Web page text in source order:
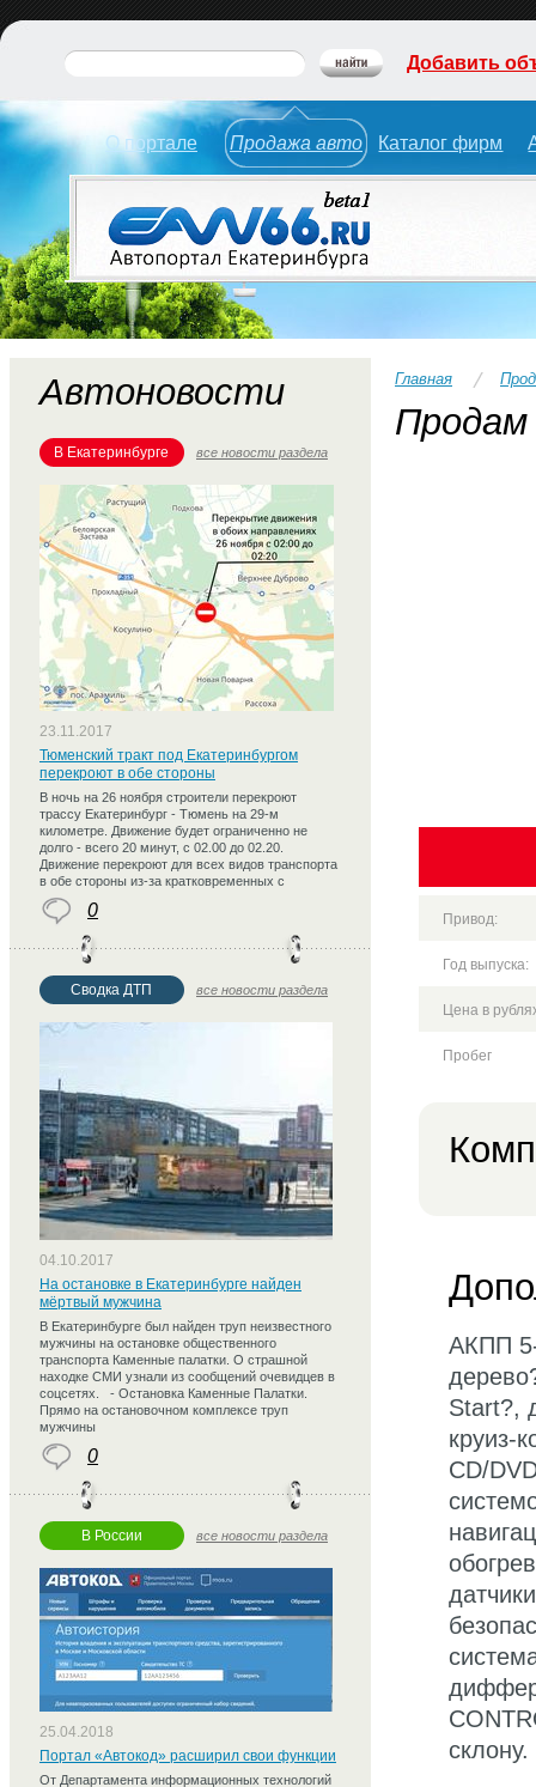
О портале Продажа авто Каталог фирм
Добавить
Главная
Продам
Привод:
Год выпуска:
Цена в
Пробег
АКПП
Start?,
круиз-
CD/
склону.
Автоновости
В Екатеринбурге все новости раздела
23.11.2017
Тюменский тракт под Екатеринбургом
перекроют в обе стороны
В ночь на 26 ноября строители перекроют
трассу Екатеринбург - Тюмень на 29-м
километре. Движение будет ограниченно не
долго - всего 20 минут, с 02.00 до 02.20.
Движение перекроют для всех видов транспорта
в обе стороны из-за кратковременных с
0
Сводка ДТП все новости раздела
04.10.2017
На остановке в Екатеринбурге найден
мёртвый мужчина
В Екатеринбурге был найден труп неизвестного
мужчины на остановке общественного
транспорта Каменные палатки. О страшной
находке СМИ узнали из сообщений очевидцев в
соцсетях. - Остановка Каменные Палатки.
Прямо на остановочном комплексе труп
мужчины
0
В России все новости раздела
25.04.2018
Портал «Автокод» расширил свои функции
От Департамента информационных технологий